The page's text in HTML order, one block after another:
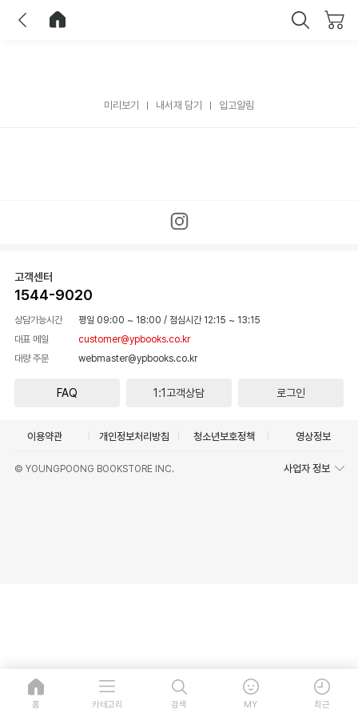
미리보기 내서재 담기 입고알림
고객센터
1544-9020
상담가능시간 평일 09:00 ~ 18:00 / 점심시간 12:15 ~ 13:15
대표 메일
customer@ypbooks.co.kr
대량 주문
webmaster@ypbooks.co.kr
FAQ 1:1고객상담 로그인
이용약관 개인정보처리방침 청소년보호정책 영상정보
© YOUNGPOONG BOOKSTORE INC. 사업자 정보
홈 카테고리 검색 MY 최근